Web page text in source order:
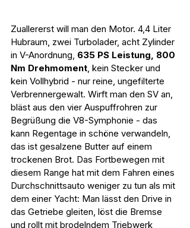
Zuallererst will man den Motor. 4,4 Liter
Hubraum, zwei Turbolader, acht Zylinder
in V-Anordnung, 635 PS Leistung, 800
Nm Drehmoment, kein Stecker und
kein Vollhybrid - nur reine, ungefilterte
Verbrennergewalt. Wirft man den SV an,
bläst aus den vier Auspuffrohren zur
Begrüßung die V8-Symphonie - das
kann Regentage in schöne verwandeln,
das ist gesalzene Butter auf einem
trockenen Brot. Das Fortbewegen mit
diesem Range hat mit dem Fahren eines
Durchschnittsauto weniger zu tun als mit
dem einer Yacht: Man lässt den Drive in
das Getriebe gleiten, löst die Bremse
und rollt mit brodelndem Triebwerk